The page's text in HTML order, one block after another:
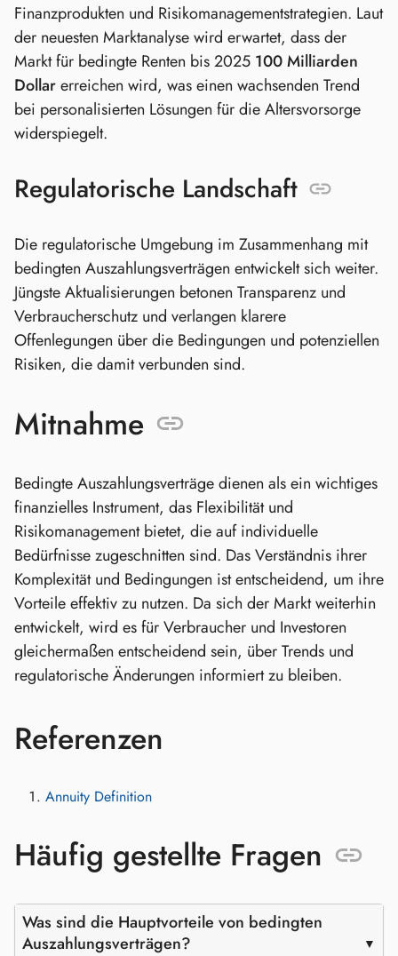
Finanzprodukten und Risikomanagementstrategien. Laut
der neuesten Marktanalyse wird erwartet, dass der
Markt für bedingte Renten bis 2025 100 Milliarden
Dollarerreichen wird, was einen wachsenden Trend
bei personalisierten Lösungen für die Altersvorsorge
widerspiegelt.
Regulatorische Landschaft
Die regulatorische Umgebung im Zusammenhang mit
bedingten Auszahlungsverträgen entwickelt sich weiter.
Jüngste Aktualisierungen betonen Transparenz und
Verbraucherschutz und verlangen klarere
Offenlegungen über die Bedingungen und potenziellen
Risiken, die damit verbunden sind.
Mitnahme
Bedingte Auszahlungsverträge dienen als ein wichtiges
finanzielles Instrument, das Flexibilität und
Risikomanagement bietet, die auf individuelle
Bedürfnisse zugeschnitten sind. Das Verständnis ihrer
Komplexität und Bedingungen ist entscheidend, um ihre
Vorteile effektiv zu nutzen. Da sich der Markt weiterhin
entwickelt, wird es für Verbraucher und Investoren
gleichermaßen entscheidend sein, über Trends und
regulatorische Änderungen informiert zu bleiben.
Referenzen
Annuity Definition
Häufig gestellte Fragen
Was sind die Hauptvorteile von bedingten
Auszahlungsverträgen?